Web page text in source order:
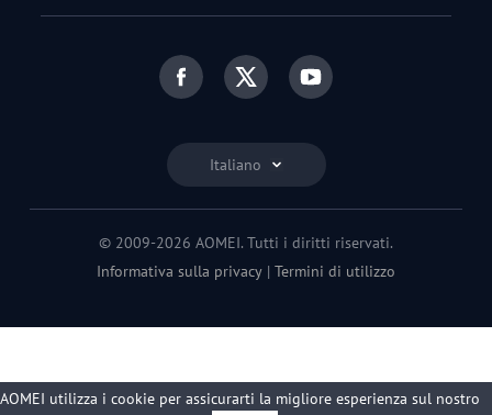
Italiano
© 2009-2026 AOMEI. Tutti i diritti riservati.
Informativa sulla privacy | Termini di utilizzo
AOMEI utilizza i cookie per assicurarti la migliore esperienza sul nostro